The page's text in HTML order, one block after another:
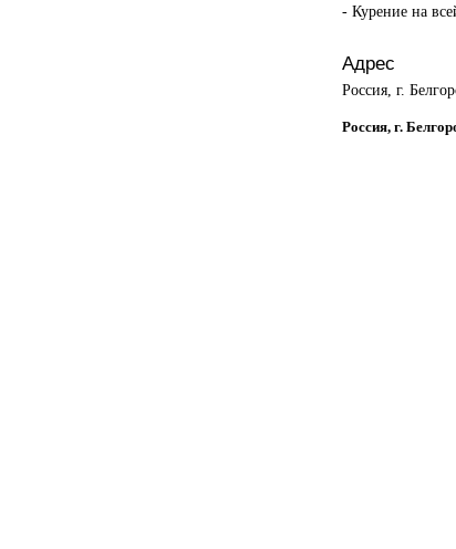
- Курение на
Адрес
Россия, г.
Россия, г.